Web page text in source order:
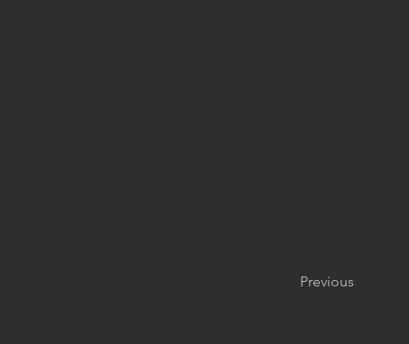
Previous